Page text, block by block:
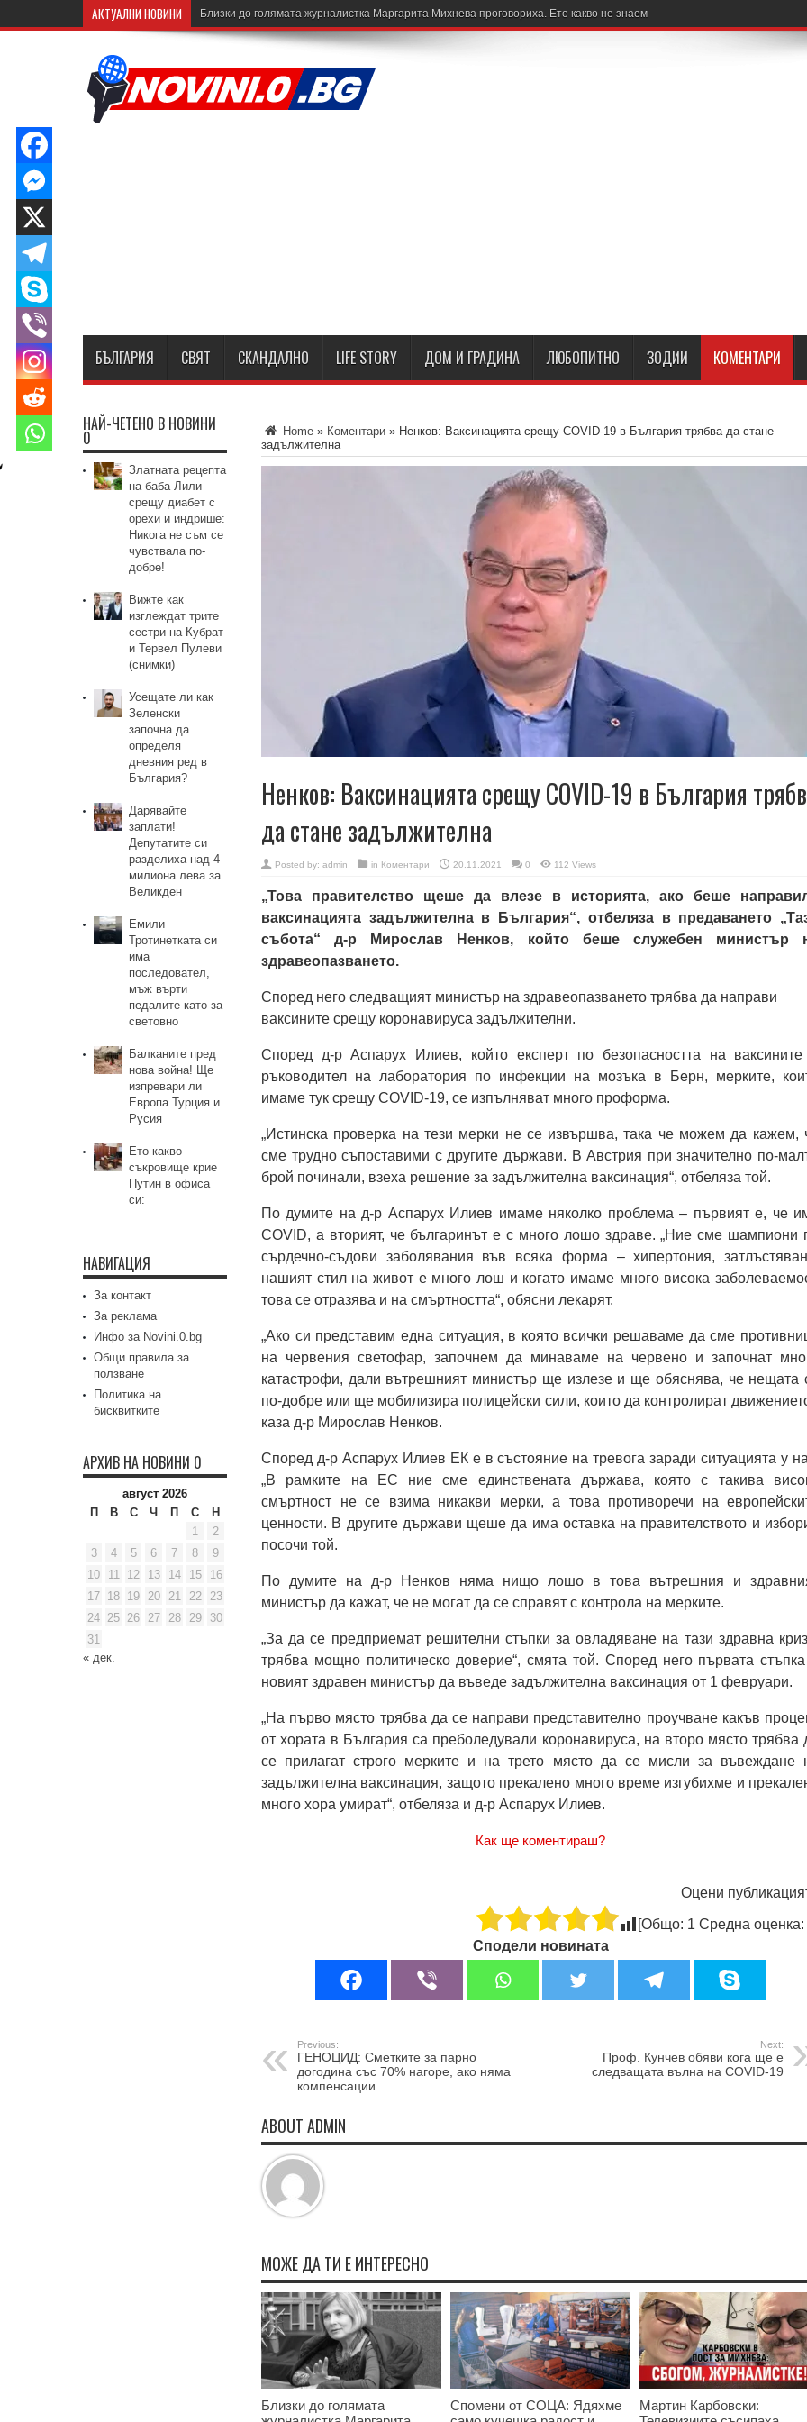
АКТУАЛНИ НОВИНИ Близки до голямата журналистка Маргарита Михнева проговориха. Ето какво не знаем
БЪЛГАРИЯ СВЯТ СКАНДАЛНО LIFE STORY ДОМ И ГРАДИНА ЛЮБОПИТНО ЗОДИИ КОМЕНТАРИ
Home » Коментари » Ненков: Ваксинацията срещу COVID-19 в България трябва да стане
задължителна
Ненков: Ваксинацията срещу COVID-19 в България
да стане задължителна
Posted by: admin in Коментари 20.11.2021 0 112 Views
„Това правителство щеше да влезе в историята, ако беше
ваксинацията задължителна в България“, отбеляза в предаването
събота“ д-р Мирослав Ненков, който беше служебен министър
здравеопазването.
Според него следващият министър на здравеопазването трябва да направи
ваксините срещу коронавируса задължителни.
Според д-р Аспарух Илиев, който експерт по безопасността на
ръководител на лаборатория по инфекции на мозъка в Берн, мерките,
имаме тук срещу COVID-19, се изпълняват много проформа.
„Истинска проверка на тези мерки не се извършва, така че можем да кажем,
сме трудно съпоставими с другите държави. В Австрия при значително по-
брой починали, взеха решение за задължителна ваксинация“, отбеляза той.
По думите на д-р Аспарух Илиев имаме няколко проблема – първият е, че
COVID, а вторият, че българинът е с много лошо здраве. „Ние сме шампиони
сърдечно-съдови заболявания във всяка форма – хипертония,
нашият стил на живот е много лош и когато имаме много висока
това се отразява и на смъртността“, обясни лекарят.
„Ако си представим една ситуация, в която всички решаваме да сме
на червения светофар, започнем да минаваме на червено и започнат
катастрофи, дали вътрешният министър ще излезе и ще обяснява, че нещата
по-добре или ще мобилизира полицейски сили, които да контролират
каза д-р Мирослав Ненков.
Според д-р Аспарух Илиев ЕК е в състояние на тревога заради ситуацията у
„В рамките на ЕС ние сме единствената държава, която с такива
смъртност не се взима никакви мерки, а това противоречи на
ценности. В другите държави щеше да има оставка на правителството и
посочи той.
По думите на д-р Ненков няма нищо лошо в това вътрешния и
министър да кажат, че не могат да се справят с контрола на мерките.
„За да се предприемат решителни стъпки за овладяване на тази здравна
трябва мощно политическо доверие“, смята той. Според него първата
новият здравен министър да въведе задължителна ваксинация от 1 февруари.
„На първо място трябва да се направи представително проучване какъв
от хората в България са преболедували коронавируса, на второ място трябва
се прилагат строго мерките и на трето място да се мисли за въвеждане
задължителна ваксинация, защото прекалено много време изгубихме и
много хора умират“, отбеляза и д-р Аспарух Илиев.
Как ще коментираш?
Оцени
[Общо: 1 Средна оценка:
Сподели новината
Previous:
ГЕНОЦИД: Сметките за парно
догодина със 70% нагоре, ако няма
компенсации
Next:
Проф. Кунчев обяви кога ще е
следващата вълна на COVID-19
ABOUT ADMIN
МОЖЕ ДА ТИ Е ИНТЕРЕСНО
Близки до голямата
Спомени от СОЦА: Ядяхме
Мартин Карбовски:
НАЙ-ЧЕТЕНО В НОВИНИ
0
Златната рецепта
на баба Лили
срещу диабет с
орехи и индрише:
Никога не съм се
чувствала по-
добре!
Вижте как
изглеждат трите
сестри на Кубрат
и Тервел Пулеви
(снимки)
Усещате ли как
Зеленски
започна да
определя
дневния ред в
България?
Дарявайте
заплати!
Депутатите си
разделиха над 4
милиона лева за
Великден
Емили
Тротинетката си
има
последовател,
мъж върти
педалите като за
световно
Балканите пред
нова война! Ще
изпревари ли
Европа Турция и
Русия
Ето какво
съкровище крие
Путин в офиса
си:
НАВИГАЦИЯ
За контакт
За реклама
Инфо за Novini.0.bg
Общи правила за
ползване
Политика на
бисквитките
АРХИВ НА НОВИНИ 0
август 2026
П
В С Ч П С
Н
1
2
3
4 5 6 7 8
9
10
11 12 13 14 15
16
17 18 19 20 21 22
23
24 25 26 27 28 29
30
31
« дек.